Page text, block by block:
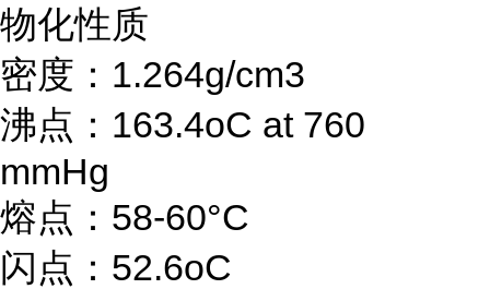
物化性质
密度：1.264g/cm3
沸点：163.4oC at 760
mmHg
熔点：58-60°C
闪点：52.6oC